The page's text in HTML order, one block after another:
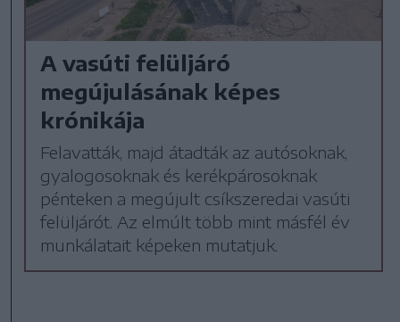
A vasúti felüljáró
megújulásának képes
krónikája
Felavatták, majd átadták az autósoknak,
gyalogosoknak és kerékpárosoknak
pénteken a megújult csíkszeredai vasúti
felüljárót. Az elmúlt több mint másfél év
munkálatait képeken mutatjuk.